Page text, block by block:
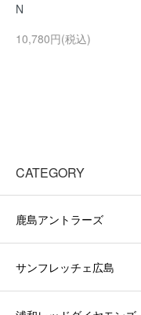
N
10,780円(税込)
CATEGORY
鹿島アントラーズ
サンフレッチェ広島